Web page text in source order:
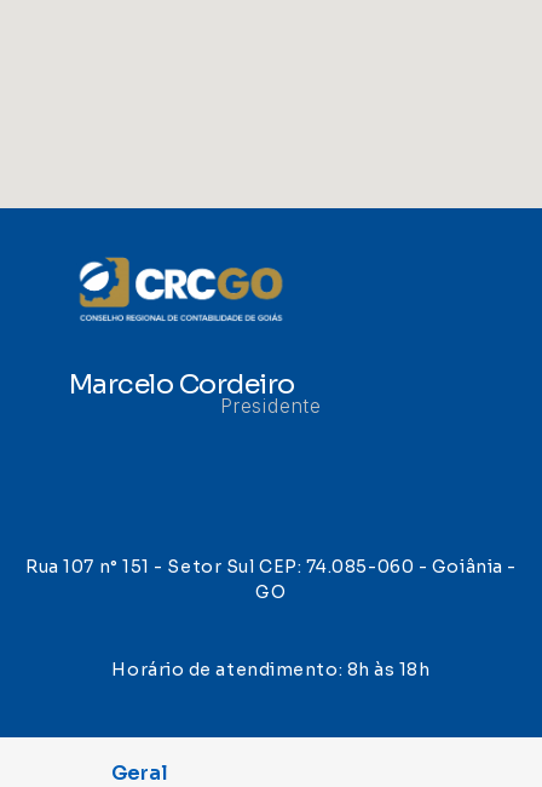
Marcelo Cordeiro
Presidente
Rua 107 n° 151 - Setor Sul CEP: 74.085-060 - Goiânia -
GO
Horário de atendimento: 8h às 18h
Geral